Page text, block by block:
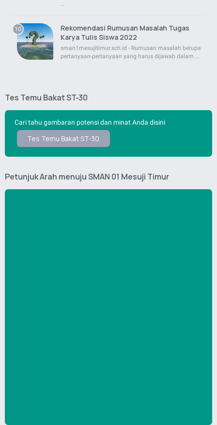
…
Rekomendasi Rumusan Masalah Tugas
Karya Tulis Siswa 2022
sman1mesujitimur.sch.id - Rumusan masalah berupa
pertanyaan-pertanyaan yang harus dijawab dalam …
Tes Temu Bakat ST-30
Cari tahu gambaran potensi dan minat Anda disini
Tes Temu Bakat ST-30
Petunjuk Arah menuju SMAN 01 Mesuji Timur